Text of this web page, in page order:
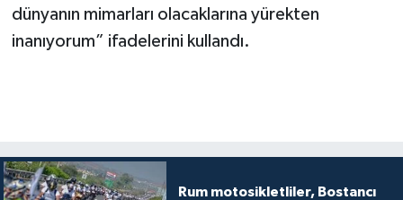
dünyanın mimarları olacaklarına yürekten
inanıyorum” ifadelerini kullandı.
Rum motosikletliler, Bostancı